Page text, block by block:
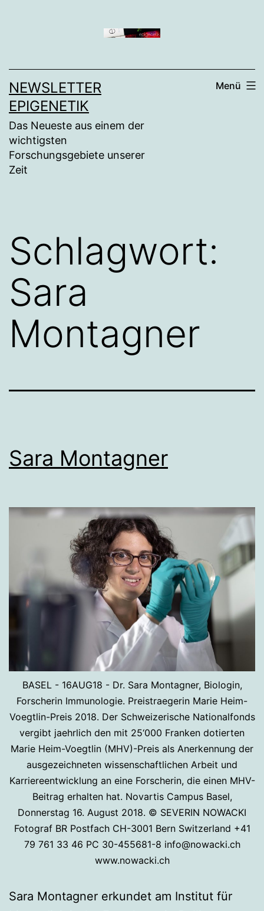
NEWSLETTER
EPIGENETIK
Das Neueste aus einem der
wichtigsten
Forschungsgebiete unserer
Zeit
Menü
Schlagwort:
Sara
Montagner
Sara Montagner
BASEL - 16AUG18 - Dr. Sara Montagner, Biologin,
Forscherin Immunologie. Preistraegerin Marie Heim-
Voegtlin-Preis 2018. Der Schweizerische Nationalfonds
vergibt jaehrlich den mit 25‘000 Franken dotierten
Marie Heim-Voegtlin (MHV)-Preis als Anerkennung der
ausgezeichneten wissenschaftlichen Arbeit und
Karriereentwicklung an eine Forscherin, die einen MHV-
Beitrag erhalten hat. Novartis Campus Basel,
Donnerstag 16. August 2018. © SEVERIN NOWACKI
Fotograf BR Postfach CH-3001 Bern Switzerland +41
79 761 33 46 PC 30-455681-8 info@nowacki.ch
www.nowacki.ch
Sara Montagner erkundet am Institut für